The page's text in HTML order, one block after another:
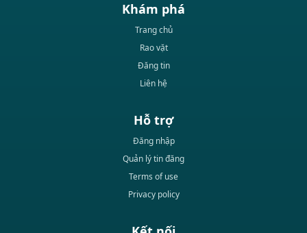
Khám phá
Trang chủ
Rao vặt
Đăng tin
Liên hệ
Hỗ trợ
Đăng nhập
Quản lý tin đăng
Terms of use
Privacy policy